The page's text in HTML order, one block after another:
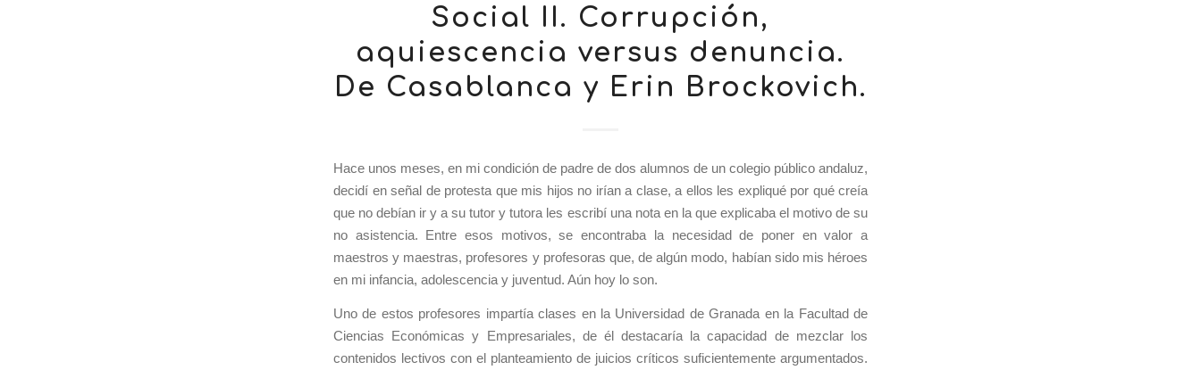
Social II. Corrupción,
aquiescencia versus denuncia.
De Casablanca y Erin Brockovich.
Hace unos meses, en mi condición de padre de dos alumnos de un colegio público andaluz,
decidí en señal de protesta que mis hijos no irían a clase, a ellos les expliqué por qué creía
que no debían ir y a su tutor y tutora les escribí una nota en la que explicaba el motivo de su
no asistencia. Entre esos motivos, se encontraba la necesidad de poner en valor a
maestros y maestras, profesores y profesoras que, de algún modo, habían sido mis héroes
en mi infancia, adolescencia y juventud. Aún hoy lo son.
Uno de estos profesores impartía clases en la Universidad de Granada en la Facultad de
Ciencias Económicas y Empresariales, de él destacaría la capacidad de mezclar los
contenidos lectivos con el planteamiento de juicios críticos suficientemente argumentados.